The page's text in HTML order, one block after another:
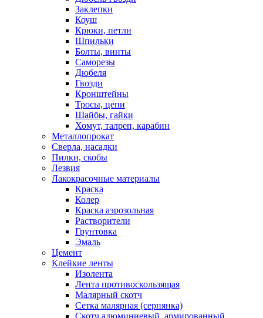
Заклепки
Коуш
Крюки, петли
Шпильки
Болты, винты
Саморезы
Дюбеля
Гвозди
Кронштейны
Тросы, цепи
Шайбы, гайки
Хомут, талреп, карабин
Металлопрокат
Сверла, насадки
Пилки, скобы
Лезвия
Лакокрасочные материалы
Краска
Колер
Краска аэрозольная
Растворители
Грунтовка
Эмаль
Цемент
Клейкие ленты
Изолента
Лента противоскользящая
Малярный скотч
Сетка малярная (серпянка)
Скотч алюминиевый, армированный